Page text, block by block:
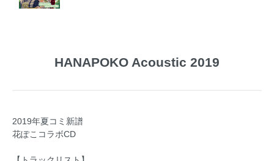
HANAPOKO Acoustic 2019
2019年夏コミ新譜
花ぽこコラボCD